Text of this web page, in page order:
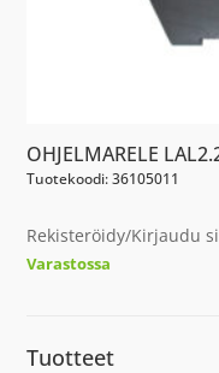
OHJELMARELE
Tuotekoodi: 36105011
Rekisteröidy/Kirjaudu
Varastossa
Tuotteet